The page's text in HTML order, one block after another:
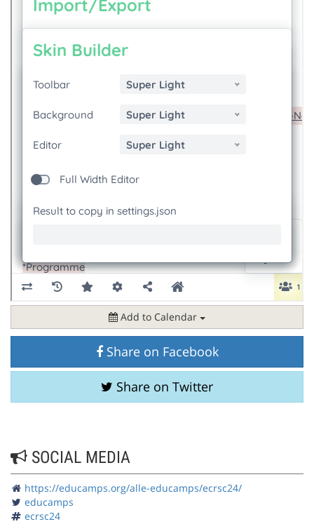
Add to Calendar
Share on Facebook
Share on Twitter
SOCIAL MEDIA
https://educamps.org/alle-educamps/ecrsc24/
educamps
ecrsc24